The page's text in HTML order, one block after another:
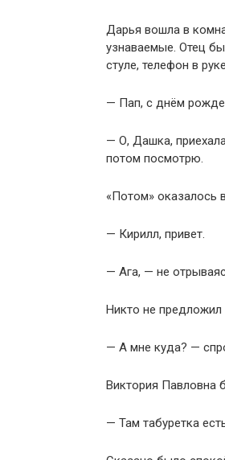
Дарья вошла в
узнаваемые. Отец
стуле, телефон в
— Пап, с днём
— О, Дашка,
потом посмотрю.
«Потом» оказалось
— Кирилл, привет.
— Ага, — не
Никто не предложил
— А мне куда? —
Виктория Павловна
— Там табуретка